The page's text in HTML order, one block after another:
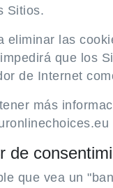
Sitios.
eliminar las
que los
de Internet
más
de
que vea un